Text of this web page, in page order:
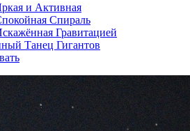
и Активная
Спираль
Гравитацией
Танец Гигантов